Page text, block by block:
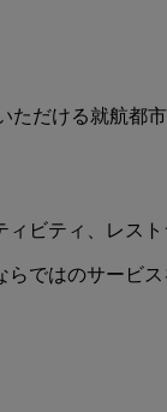
だける就航都
ビティ、レス
ではのサービ